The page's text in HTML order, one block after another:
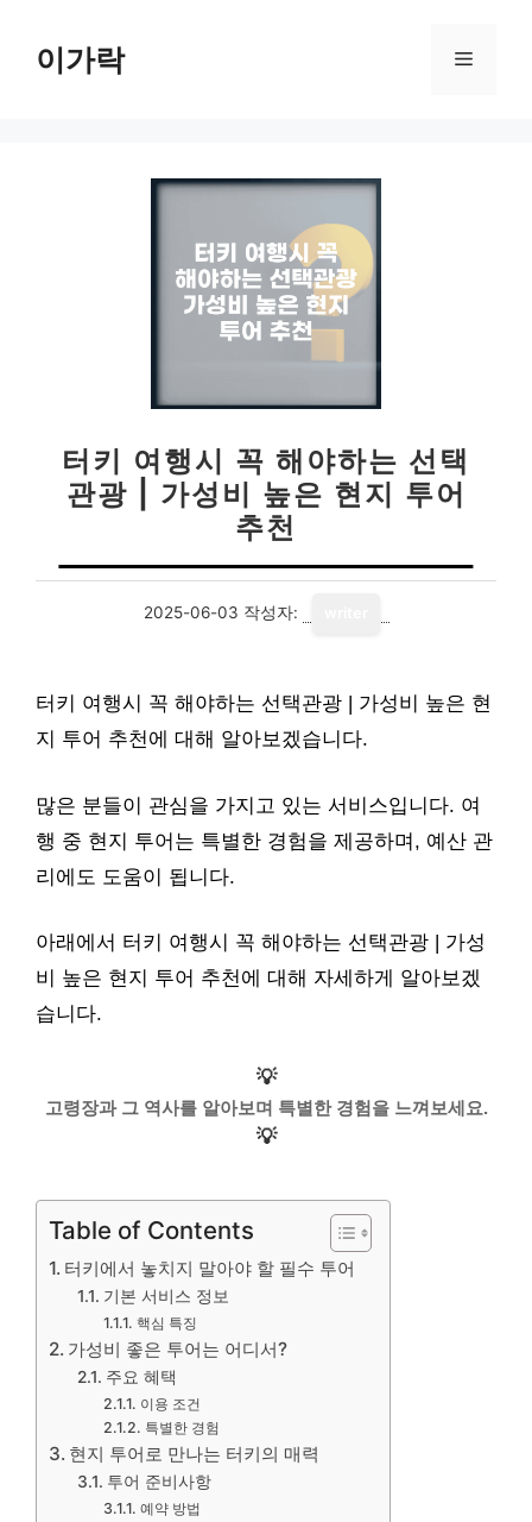
이가락 메
터키 여행시 꼭 해야하는 선택
관광 | 가성비 높은 현지 투어
추천
2025-06-03 작성자:
터키 여행시 꼭 해야하는 선택관광 | 가성비 높은 현
지 투어 추천에 대해 알아보겠습니다.
많은 분들이 관심을 가지고 있는 서비스입니다. 여
행 중 현지 투어는 특별한 경험을 제공하며, 예산 관
리에도 도움이 됩니다.
아래에서 터키 여행시 꼭 해야하는 선택관광 | 가성
비 높은 현지 투어 추천에 대해 자세하게 알아보겠
습니다.
💡
고령장과 그 역사를 알아보며 특별한 경험을 느껴보세요.
💡
Table of Contents
터키에서 놓치지 말아야 할 필수 투어
기본 서비스 정보
핵심 특징
가성비 좋은 투어는 어디서?
주요 혜택
이용 조건
특별한 경험
현지 투어로 만나는 터키의 매력
투어 준비사항
예약 방법